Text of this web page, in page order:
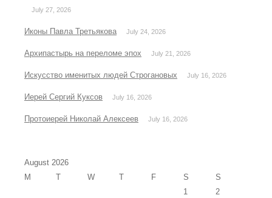
July 27, 2026
Иконы Павла Третьякова July 24, 2026
Архипастырь на переломе эпох July 21, 2026
Искусство именитых людей Строгановых July 16, 2026
Иерей Сергий Куксов July 16, 2026
Протоиерей Николай Алексеев July 16, 2026
August 2026
M
T W T F S S
1
2